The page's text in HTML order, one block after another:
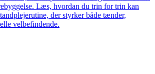
Læs, hvordan du trin for trin kan
der styrker både tænder,
velbefindende.